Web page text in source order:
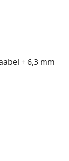
+ 6,3 mm